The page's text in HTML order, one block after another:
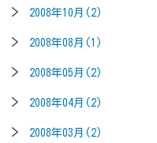
2008年10月(2)
2008年08月(1)
2008年05月(2)
2008年04月(2)
2008年03月(2)